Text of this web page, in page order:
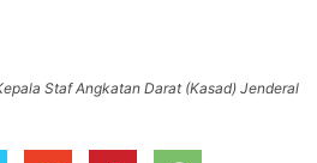
Staf Angkatan Darat (Kasad) Jenderal